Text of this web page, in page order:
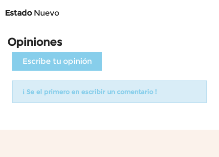
Estado Nuevo
Opiniones
Escribe tu opinión
¡ Se el primero en escribir un comentario !